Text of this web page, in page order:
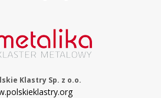
Klastry Sp. z o.o.